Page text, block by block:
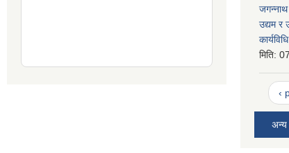
जगन्नाथ
उद्यम र
मिति:
‹
अन्य